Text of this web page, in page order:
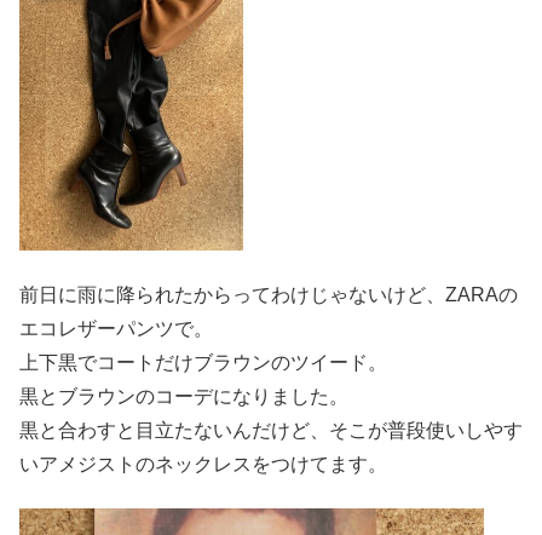
前日に雨に降られたからってわけじゃないけど、ZARAの
エコレザーパンツで。
上下黒でコートだけブラウンのツイード。
黒とブラウンのコーデになりました。
黒と合わすと目立たないんだけど、そこが普段使いしやす
いアメジストのネックレスをつけてます。